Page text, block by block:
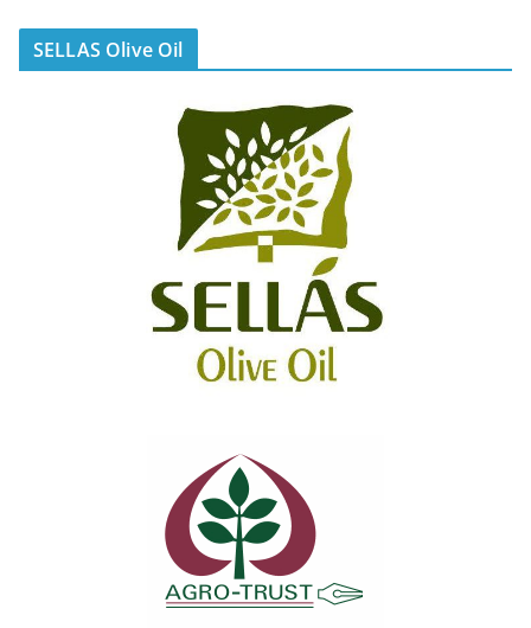
SELLAS Olive Oil